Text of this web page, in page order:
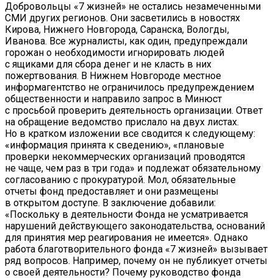
Добровольцы «7 жизней» не остались незамеченными
СМИ других регионов. Они засветились в новостях
Кирова, Нижнего Новгорода, Саранска, Вологды,
Иванова. Все журналисты, как один, предупреждали
горожан о необходимости игнорировать людей
с ящиками для сбора денег и не класть в них
пожертвования. В Нижнем Новгороде местное
информагентство не ограничилось предупреждением
общественности и направило запрос в Минюст
с просьбой проверить деятельность организации. Ответ
на обращение ведомство прислало на двух листах.
Но в кратком изложении все сводится к следующему:
«информация принята к сведению», «плановые
проверки некоммерческих организаций проводятся
не чаще, чем раз в три года» и подлежат обязательному
согласованию с прокуратурой. Мол, обязательные
отчеты фонд предоставляет и они размещены
в открытом доступе. В заключение добавили:
«Поскольку в деятельности Фонда не усматривается
нарушений действующего законодательства, оснований
для принятия мер реагирования не имеется». Однако
работа благотворительного фонда «7 жизней» вызывает
ряд вопросов. Например, почему он не публикует отчеты
о своей деятельности? Почему руководство фонда